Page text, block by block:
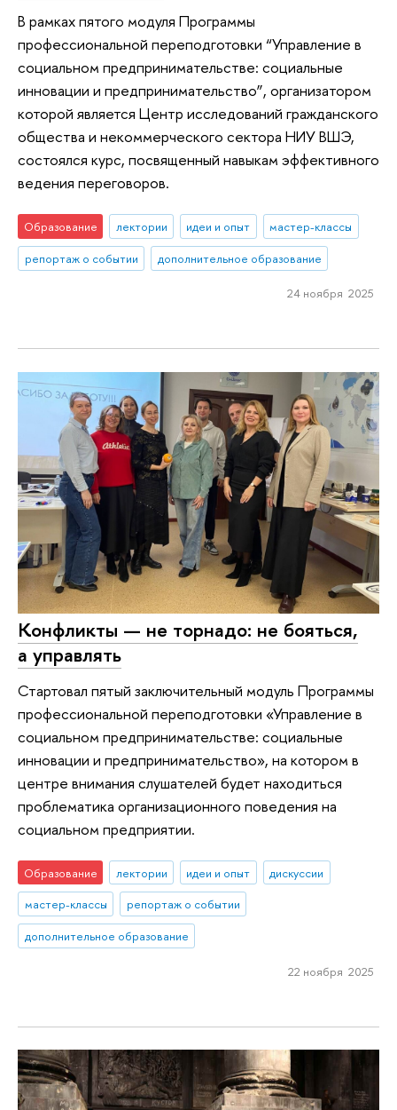
В рамках пятого модуля Программы
профессиональной переподготовки “Управление в
социальном предпринимательстве: социальные
инновации и предпринимательство”, организатором
которой является Центр исследований гражданского
общества и некоммерческого сектора НИУ ВШЭ,
состоялся курс, посвященный навыкам эффективного
ведения переговоров.
Образование лектории идеи и опыт
мастер-классы
репортаж о событии
дополнительное образование
24 ноября 2025
Конфликты — не торнадо: не бояться,
а управлять
Стартовал пятый заключительный модуль Программы
профессиональной переподготовки «Управление в
социальном предпринимательстве: социальные
инновации и предпринимательство», на котором в
центре внимания слушателей будет находиться
проблематика организационного поведения на
социальном предприятии.
Образование лектории идеи и опыт
дискуссии
мастер-классы
репортаж о событии
дополнительное образование
22 ноября 2025